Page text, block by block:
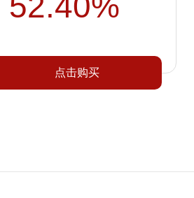
点击购买